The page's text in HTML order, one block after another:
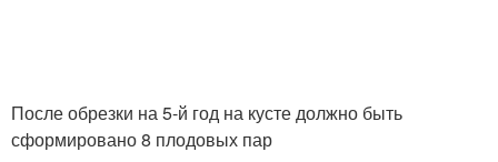
После обрезки на 5-й год на кусте должно быть
сформировано 8 плодовых пар